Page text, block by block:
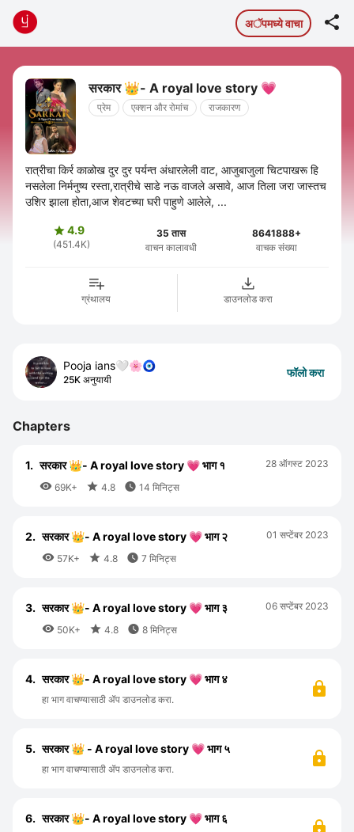
अॅपमध्ये वाचा 
सरकार 👑- A royal love story 💗
प्रेम एक्शन और रोमांच राजकारण
रात्रीचा किर्र काळोख दुर दुर पर्यन्त अंधारलेली वाट, आजुबाजुला चिटपाखरू हि
नसलेला निर्मनुष्य रस्ता,रात्रीचे साडे नऊ वाजले असावे, आज तिला जरा जास्तच
उशिर झाला होता,आज शेवटच्या घरी पाहुणे आलेले, ...
4.9
(451.4K)
35 तास
वाचन कालावधी
8641888+
वाचक संख्या
ग्रंथालय डाउनलोड करा
Pooja ians🤍🌸🧿
25K अनुयायी
फॉलो करा
Chapters
1. सरकार 👑- A royal love story 💗 भाग १
 69K+  4.8  14 मिनिट्स
28 ऑगस्ट 2023
2. सरकार 👑- A royal love story 💗 भाग २
 57K+  4.8  7 मिनिट्स
01 सप्टेंबर 2023
3. सरकार 👑- A royal love story 💗 भाग ३
 50K+  4.8  8 मिनिट्स
06 सप्टेंबर 2023
4. सरकार 👑- A royal love story 💗 भाग ४
हा भाग वाचण्यासाठी ॲप डाउनलोड करा.
5. सरकार 👑 - A royal love story 💗 भाग ५
हा भाग वाचण्यासाठी ॲप डाउनलोड करा.
6. सरकार 👑- A royal love story 💗 भाग ६